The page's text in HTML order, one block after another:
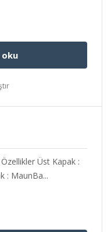
oku
Üst Kapak :
: MaunBa...